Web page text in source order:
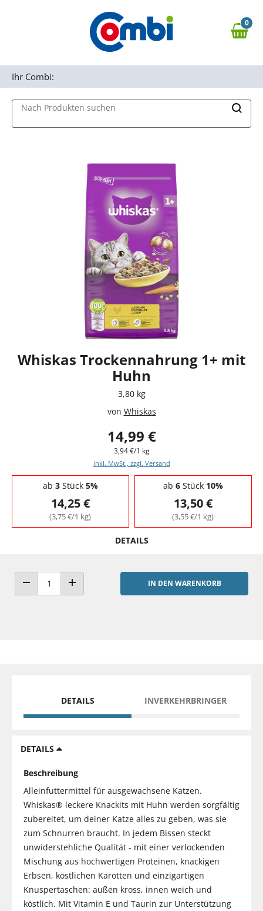
Zur Navigation springen
0,00 €
0
Nach Produkten suchen
Ihr Combi:
Whiskas Trockennahrung 1+ mit
Huhn
3,80 kg
von Whiskas
14,99 €
3,94 €/1 kg
inkl. MwSt., zzgl. Versand
Staffelpreise - Mengenrabatt
ab 3Stück 5%
14,25 €
(3,75 €/1 kg)
ab 6Stück 10%
13,50 €
(3,55 €/1 kg)
DETAILS
ANZAHL VERRINGERNANZAHL ERHÖHEN
IN DEN WARENKORB
DETAILS INVERKEHRBRINGER
DETAILS
Beschreibung
Alleinfuttermittel für ausgewachsene Katzen.
Whiskas® leckere Knackits mit Huhn werden sorgfältig
zubereitet, um deiner Katze alles zu geben, was sie
zum Schnurren braucht. In jedem Bissen steckt
unwiderstehliche Qualität - mit einer verlockenden
Mischung aus hochwertigen Proteinen, knackigen
Erbsen, köstlichen Karotten und einzigartigen
Knuspertaschen: außen kross, innen weich und
köstlich. Mit Vitamin E und Taurin zur Unterstützung